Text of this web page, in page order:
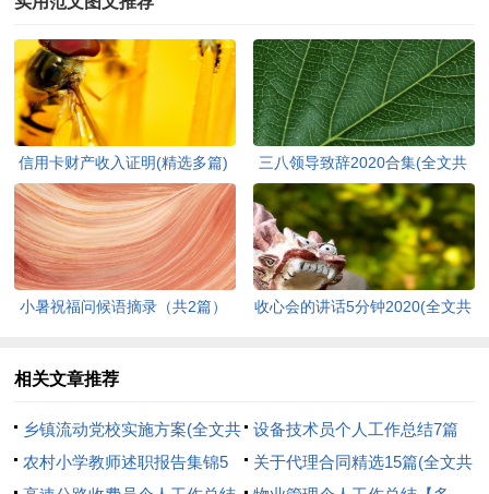
信用卡财产收入证明(精选多篇)
(全文共1266字)
三八领导致辞2020合集(全文共
3865字)
小暑祝福问候语摘录（共2篇）
收心会的讲话5分钟2020(全文共
相关文章推荐
乡镇流动党校实施方案(全文共
2298字)
设备技术员个人工作总结7篇
(全文共10110字)
农村小学教师述职报告集锦5
关于代理合同精选15篇(全文共